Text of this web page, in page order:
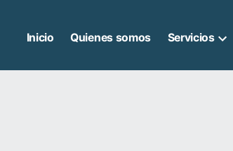
Inicio Quienes somos Servicios